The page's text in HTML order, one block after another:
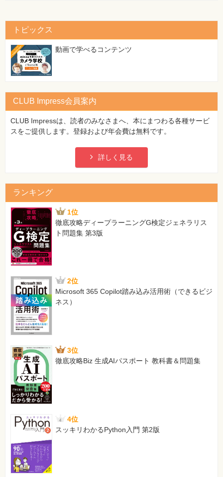
特
⼀
覧
トピックス
動画で学べるコンテンツ
CLUB Impress会員案内
CLUB Impressは、読者のみなさまへ、本にまつわる各種サービ
スをご提供します。登録および年会費は無料です。
詳しく見る
ランキング
1位
徹底攻略ディープラーニングG検定ジェネラリス
ト問題集 第3版
2位
Microsoft 365 Copilot踏み込み活用術（できるビジ
ネス）
3位
徹底攻略Biz 生成AIパスポート 教科書＆問題集
4位
スッキリわかるPython入門 第2版